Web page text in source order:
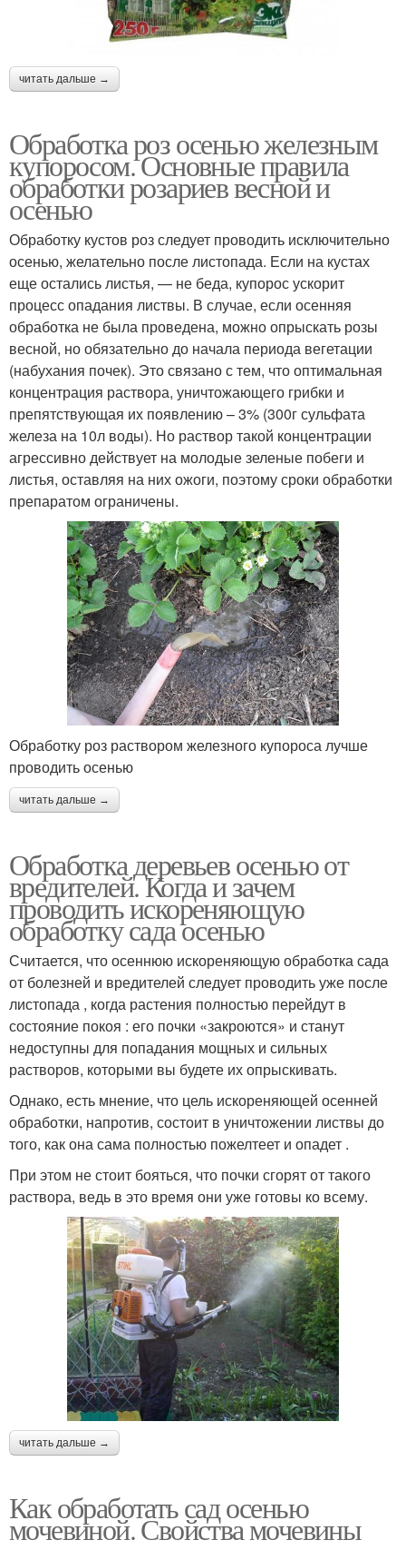
читать дальше →
Обработка роз осенью железным
купоросом. Основные правила
обработки розариев весной и
осенью
Обработку кустов роз следует проводить исключительно
осенью, желательно после листопада. Если на кустах
еще остались листья, — не беда, купорос ускорит
процесс опадания листвы. В случае, если осенняя
обработка не была проведена, можно опрыскать розы
весной, но обязательно до начала периода вегетации
(набухания почек). Это связано с тем, что оптимальная
концентрация раствора, уничтожающего грибки и
препятствующая их появлению – 3% (300г сульфата
железа на 10л воды). Но раствор такой концентрации
агрессивно действует на молодые зеленые побеги и
листья, оставляя на них ожоги, поэтому сроки обработки
препаратом ограничены.
Обработку роз раствором железного купороса лучше
проводить осенью
читать дальше →
Обработка деревьев осенью от
вредителей. Когда и зачем
проводить искореняющую
обработку сада осенью
Считается, что осеннюю искореняющую обработка сада
от болезней и вредителей следует проводить уже после
листопада , когда растения полностью перейдут в
состояние покоя : его почки «закроются» и станут
недоступны для попадания мощных и сильных
растворов, которыми вы будете их опрыскивать.
Однако, есть мнение, что цель искореняющей осенней
обработки, напротив, состоит в уничтожении листвы до
того, как она сама полностью пожелтеет и опадет .
При этом не стоит бояться, что почки сгорят от такого
раствора, ведь в это время они уже готовы ко всему.
читать дальше →
Как обработать сад осенью
мочевиной. Свойства мочевины